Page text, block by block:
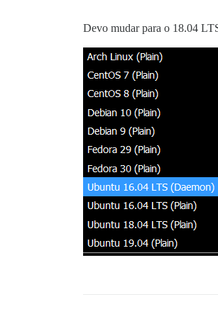
Devo mudar para o 18.04